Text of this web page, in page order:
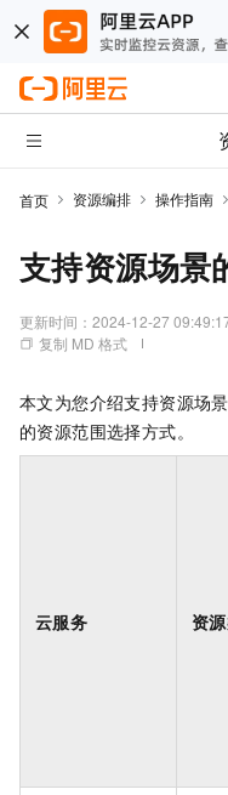
首页 资源编排 操作指南
支持资源场景
更新时间： 2024-12-27
复制 MD 格式
本文为您介绍支持资源场
的资源范围选择方式。
云服务 资